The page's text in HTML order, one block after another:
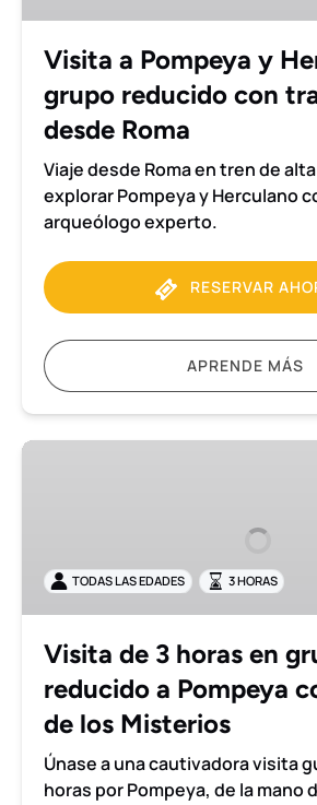
grupo
con
transporte
desde
Roma
Visita a Pompeya y
grupo reducido con
desde Roma
Viaje desde Roma en tren de
explorar Pompeya y Herculano
arqueólogo experto.
RESERVAR
APRENDE MÁS
Visita
grupo
reducido
Pompeya
con
Villa
los
TODAS LAS EDADES 3 HORAS
Visita de 3 horas en
reducido a Pompeya
de los Misterios
Únase a una cautivadora visita
horas por Pompeya, de la mano